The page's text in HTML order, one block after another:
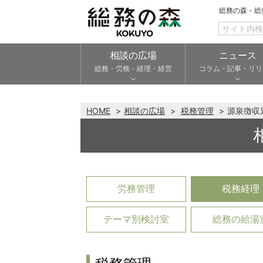
総務の森 - 総
相談の広場
総務・労務・経理・経営
ニュース
コラム・記事・リ
HOME 相談の広場 税務管理 源泉徴収
労務管理 税務経理
テーマ別検討室 総務の給湯